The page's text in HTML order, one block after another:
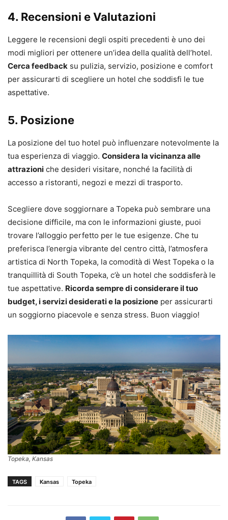
4. Recensioni e Valutazioni
Leggere le recensioni degli ospiti precedenti è uno dei
modi migliori per ottenere un’idea della qualità dell’hotel.
Cerca feedback su pulizia, servizio, posizione e comfort
per assicurarti di scegliere un hotel che soddisfi le tue
aspettative.
5. Posizione
La posizione del tuo hotel può influenzare notevolmente la
tua esperienza di viaggio. Considera la vicinanza alle
attrazioni che desideri visitare, nonché la facilità di
accesso a ristoranti, negozi e mezzi di trasporto.
Scegliere dove soggiornare a Topeka può sembrare una
decisione difficile, ma con le informazioni giuste, puoi
trovare l’alloggio perfetto per le tue esigenze. Che tu
preferisca l’energia vibrante del centro città, l’atmosfera
artistica di North Topeka, la comodità di West Topeka o la
tranquillità di South Topeka, c’è un hotel che soddisferà le
tue aspettative. Ricorda sempre di considerare il tuo
budget, i servizi desiderati e la posizione per assicurarti
un soggiorno piacevole e senza stress. Buon viaggio!
Topeka, Kansas
TAGS Kansas Topeka